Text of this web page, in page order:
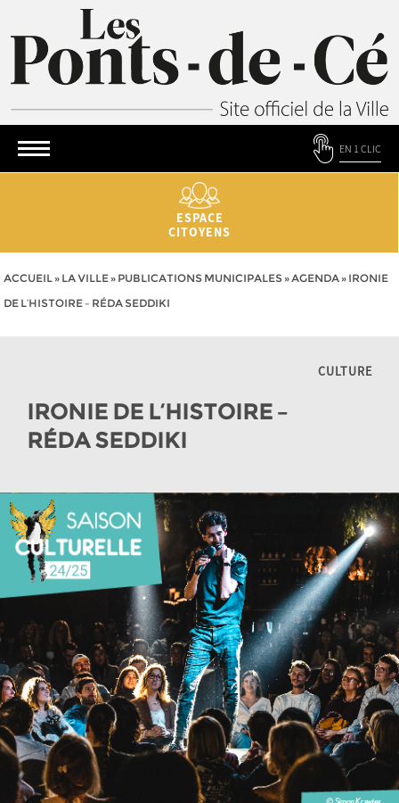
EN 1 CLIC
ESPACE
CITOYENS
ACCUEIL» LA VILLE» PUBLICATIONS MUNICIPALES»AGENDA» IRONIE
DE L’HISTOIRE – RÉDA SEDDIKI
CULTURE
IRONIE DE L’HISTOIRE –
RÉDA SEDDIKI